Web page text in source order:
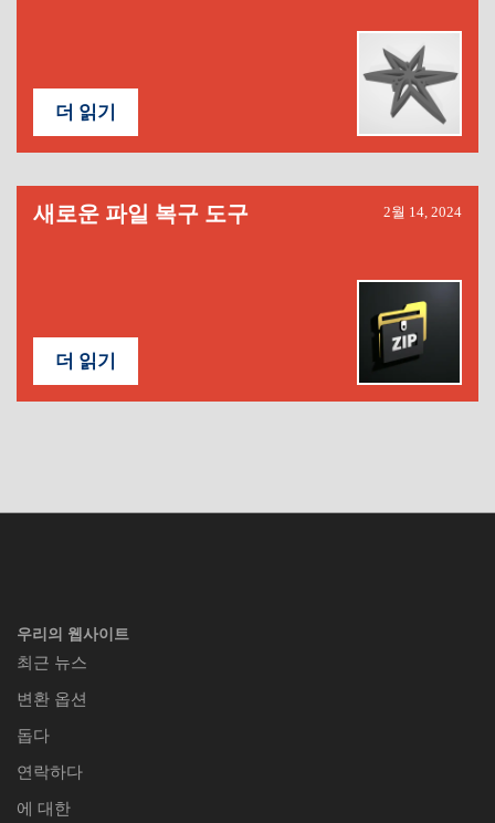
더 읽기
새로운 파일 복구 도구 2월 14, 2024
더 읽기
우리의 웹사이트
최근 뉴스
변환 옵션
돕다
연락하다
에 대한